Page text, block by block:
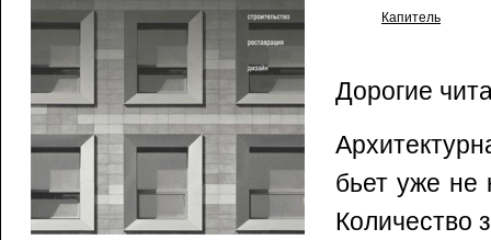
Капитель
Дорогие
бьет уже
Количество